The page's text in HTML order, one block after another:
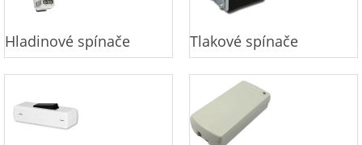
Hladinové spínače Tlakové spínače